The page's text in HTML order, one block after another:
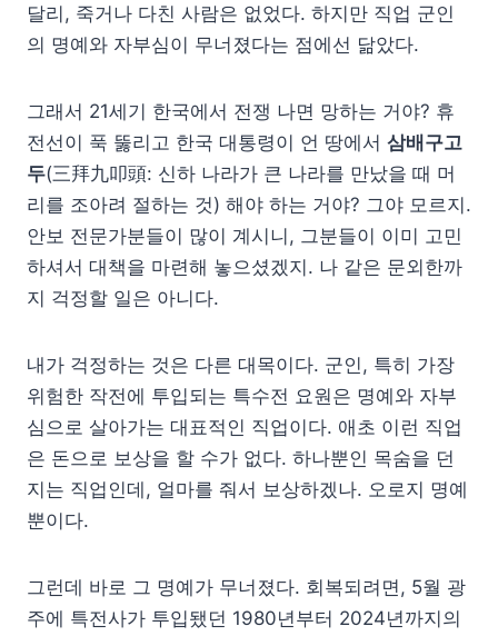
달리, 죽거나 다친 사람은 없었다. 하지만 직업 군인
의 명예와 자부심이 무너졌다는 점에선 닮았다.
그래서 21세기 한국에서 전쟁 나면 망하는 거야? 휴
전선이 푹 뚫리고 한국 대통령이 언 땅에서 삼배구고
두(三拜九叩頭: 신하 나라가 큰 나라를 만났을 때 머
리를 조아려 절하는 것) 해야 하는 거야? 그야 모르지.
안보 전문가분들이 많이 계시니, 그분들이 이미 고민
하셔서 대책을 마련해 놓으셨겠지. 나 같은 문외한까
지 걱정할 일은 아니다.
내가 걱정하는 것은 다른 대목이다. 군인, 특히 가장
위험한 작전에 투입되는 특수전 요원은 명예와 자부
심으로 살아가는 대표적인 직업이다. 애초 이런 직업
은 돈으로 보상을 할 수가 없다. 하나뿐인 목숨을 던
지는 직업인데, 얼마를 줘서 보상하겠나. 오로지 명예
뿐이다.
그런데 바로 그 명예가 무너졌다. 회복되려면, 5월 광
주에 특전사가 투입됐던 1980년부터 2024년까지의